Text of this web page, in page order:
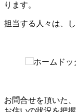
ります。
担当する人々は、
お問合せを頂いた